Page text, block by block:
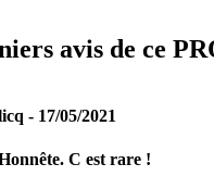
avis de ce
- 17/05/2021
C est rare !